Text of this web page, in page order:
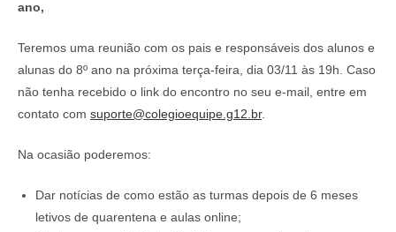
ano,
Teremos uma reunião com os pais e responsáveis dos alunos e
alunas do 8º ano na próxima terça-feira, dia 03/11 às 19h. Caso
não tenha recebido o link do encontro no seu e-mail, entre em
contato com suporte@colegioequipe.g12.br.
Na ocasião poderemos:
Dar notícias de como estão as turmas depois de 6 meses
letivos de quarentena e aulas online;